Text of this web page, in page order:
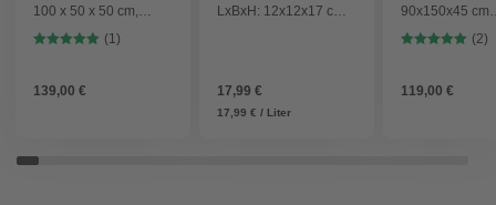
100 x 50 x 50 cm,
WPC/Aluminium - grau
(1)
139,00 €
LxBxH: 12x12x17 cm,
17,99 €
17,99 € / Liter
90x150x45 cm
(BxHxT),
naturbelassen,
braun
(2)
119,00 €